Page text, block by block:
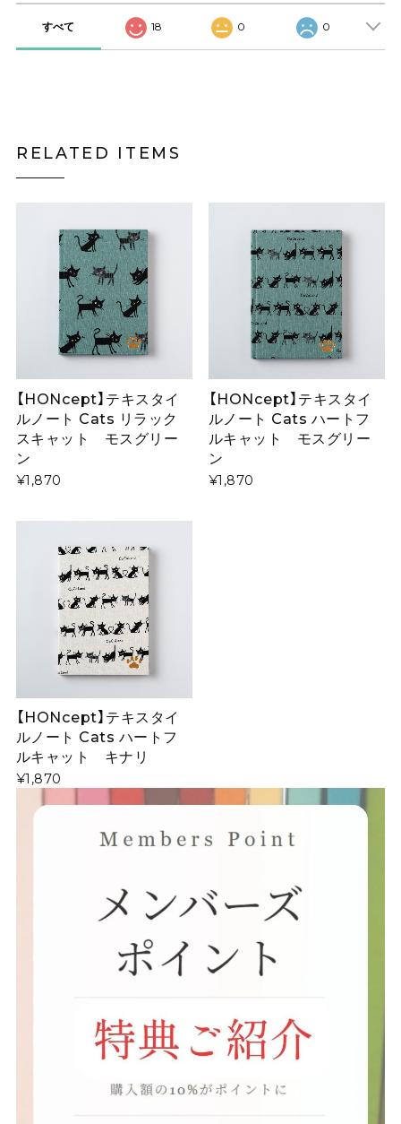
すべて 18 0 0
RELATED ITEMS
【HONcept】テキスタイ
ルノート Cats リラック
スキャット モスグリー
ン
¥1,870
【HONcept】テキスタイ
ルノート Cats ハートフ
ルキャット モスグリー
ン
¥1,870
【HONcept】テキスタイ
ルノート Cats ハートフ
ルキャット キナリ
¥1,870